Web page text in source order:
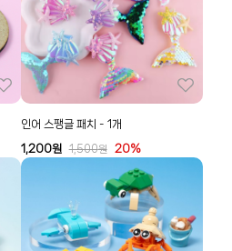
인어 스팽글 패치 - 1개
1,200원 1,500원 20%